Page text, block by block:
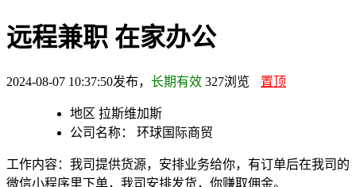
远程兼职 在家办公
2024-08-07 10:37:50发布， 长期有效 327浏览 置顶
地区 拉斯维加斯
公司名称：
环球国际商贸
工作内容：我司提供货源，安排业务给你，有订单后在我司的
微信小程序里下单，我司安排发货，你赚取佣金。